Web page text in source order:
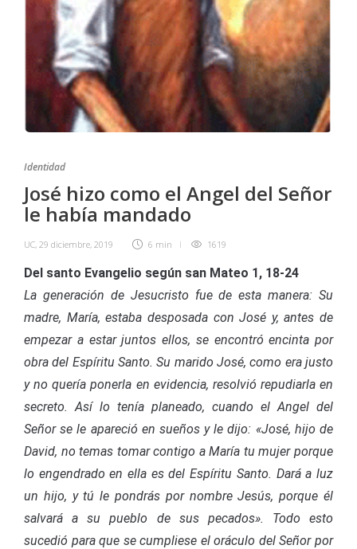
Identidad
José hizo como el Angel del Señor
le había mandado
UC, 29 diciembre, 2019 6 min 1619
Del santo Evangelio según san Mateo 1, 18-24
La generación de Jesucristo fue de esta manera: Su
madre, María, estaba desposada con José y, antes de
empezar a estar juntos ellos, se encontró encinta por
obra del Espíritu Santo. Su marido José, como era justo
y no quería ponerla en evidencia, resolvió repudiarla en
secreto. Así lo tenía planeado, cuando el Angel del
Señor se le apareció en sueños y le dijo: «José, hijo de
David, no temas tomar contigo a María tu mujer porque
lo engendrado en ella es del Espíritu Santo. Dará a luz
un hijo, y tú le pondrás por nombre Jesús, porque él
salvará a su pueblo de sus pecados». Todo esto
sucedió para que se cumpliese el oráculo del Señor por